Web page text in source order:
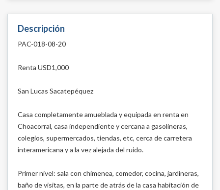
Descripción
PAC-018-08-20
Renta USD1,000
San Lucas Sacatepéquez
Casa completamente amueblada y equipada en renta en
Choacorral, casa independiente y cercana a gasolineras,
colegios, supermercados, tiendas, etc, cerca de carretera
interamericana y a la vez alejada del ruido.
Primer nivel: sala con chimenea, comedor, cocina, jardineras,
baño de visitas, en la parte de atrás de la casa habitación de